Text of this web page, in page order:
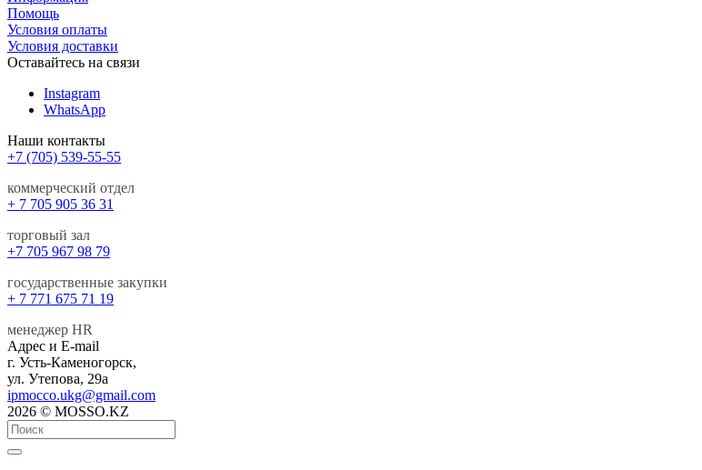
Помощь
Условия оплаты
Условия доставки
Оставайтесь на связи
Instagram
WhatsApp
Наши контакты
+7 (705) 539-55-55
коммерческий отдел
+ 7 705 905 36 31
торговый зал
+7 705 967 98 79
государственные закупки
+ 7 771 675 71 19
менеджер HR
Адрес и E-mail
г. Усть-Каменогорск,
ул. Утепова, 29а
ipmocco.ukg@gmail.com
2026 © MOSSO.KZ